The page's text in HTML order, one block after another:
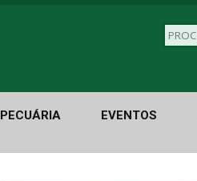
PECUÁRIA EVENTOS